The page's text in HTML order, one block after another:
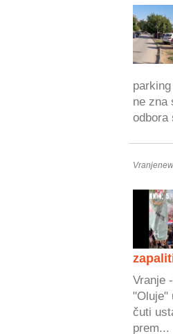
ne zna
odbora
Vranje
"Oluje"
čuti
prem...